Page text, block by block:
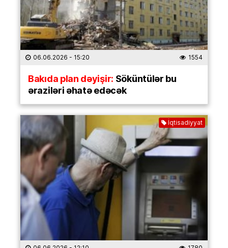
06.06.2026 - 15:20 1554
Bakıda plan dəyişir: Söküntülər bu
əraziləri əhatə edəcək
İqtisadiyyat